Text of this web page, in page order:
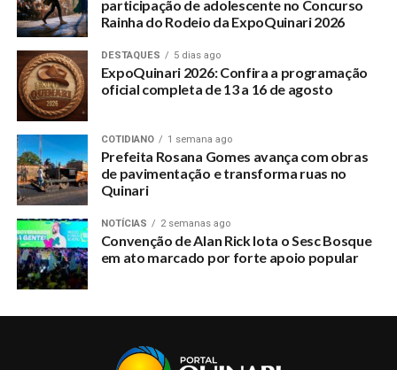
participação de adolescente no Concurso
Rainha do Rodeio da ExpoQuinari 2026
DESTAQUES 5 dias ago
ExpoQuinari 2026: Confira a programação
oficial completa de 13 a 16 de agosto
COTIDIANO 1 semana ago
Prefeita Rosana Gomes avança com obras
de pavimentação e transforma ruas no
Quinari
NOTÍCIAS 2 semanas ago
Convenção de Alan Rick lota o Sesc Bosque
em ato marcado por forte apoio popular